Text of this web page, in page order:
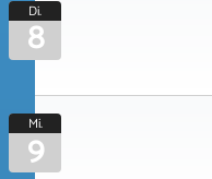
Di.
8
Mi.
9